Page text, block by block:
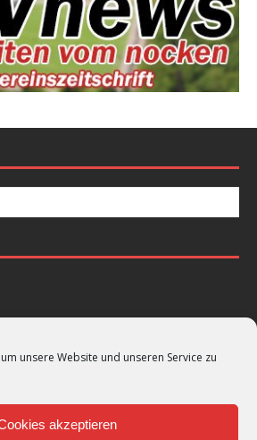
unsere Website und unseren Service zu
akzeptieren